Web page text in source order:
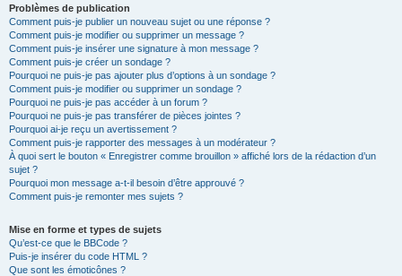
Problèmes de publication
Comment puis-je publier un nouveau sujet ou une réponse ?
Comment puis-je modifier ou supprimer un message ?
Comment puis-je insérer une signature à mon message ?
Comment puis-je créer un sondage ?
Pourquoi ne puis-je pas ajouter plus d’options à un sondage ?
Comment puis-je modifier ou supprimer un sondage ?
Pourquoi ne puis-je pas accéder à un forum ?
Pourquoi ne puis-je pas transférer de pièces jointes ?
Pourquoi ai-je reçu un avertissement ?
Comment puis-je rapporter des messages à un modérateur ?
À quoi sert le bouton « Enregistrer comme brouillon » affiché lors de la rédaction d’un
sujet ?
Pourquoi mon message a-t-il besoin d’être approuvé ?
Comment puis-je remonter mes sujets ?
Mise en forme et types de sujets
Qu’est-ce que le BBCode ?
Puis-je insérer du code HTML ?
Que sont les émoticônes ?